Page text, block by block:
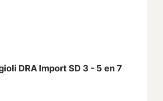
DRA Import SD 3 - 5 en 7